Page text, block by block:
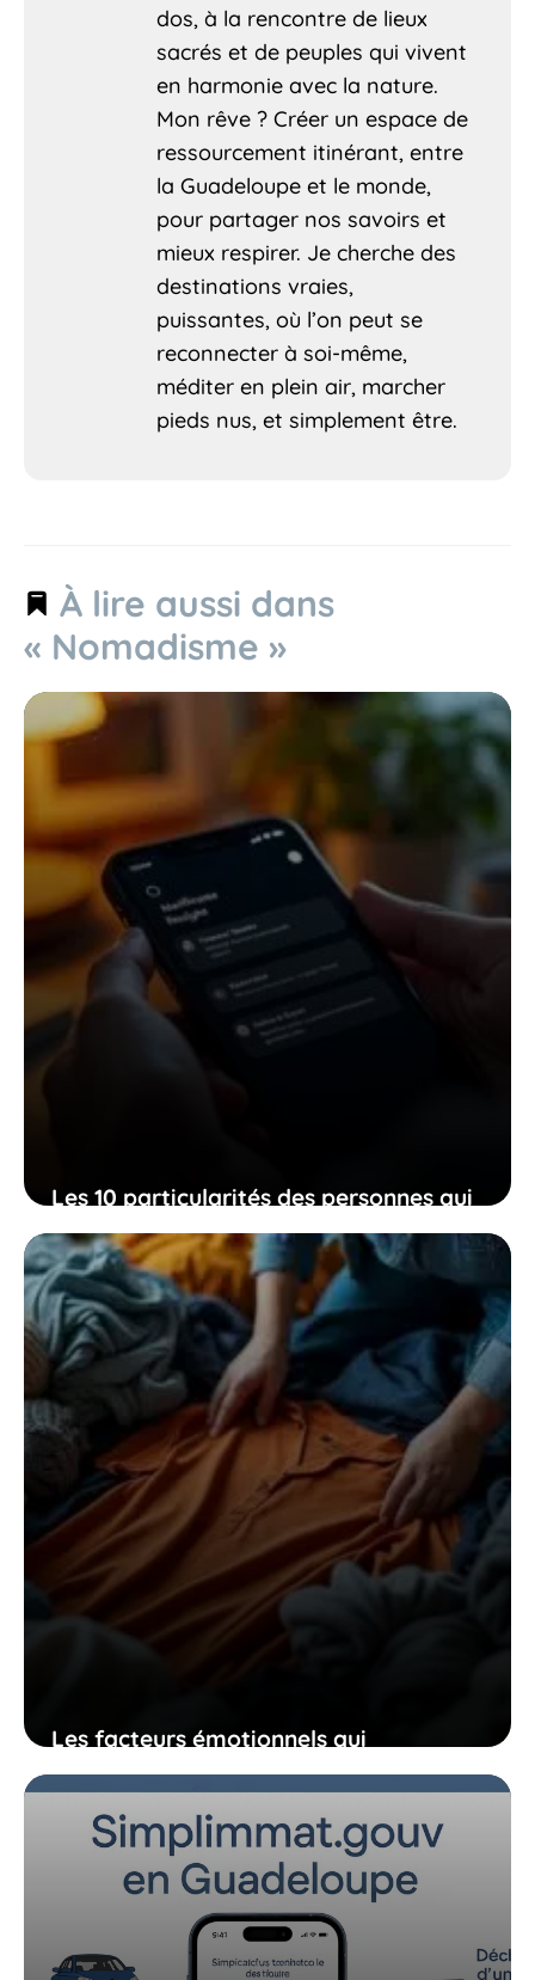
dos, à la rencontre de lieux
sacrés et de peuples qui vivent
en harmonie avec la nature.
Mon rêve ? Créer un espace de
ressourcement itinérant, entre
la Guadeloupe et le monde,
pour partager nos savoirs et
mieux respirer. Je cherche des
destinations vraies,
puissantes, où l’on peut se
reconnecter à soi-même,
méditer en plein air, marcher
pieds nus, et simplement être.
À lire aussi dans
« Nomadisme »
Les 10 particularités des personnes qui
continuent à utiliser un doigt pour
envoyer leurs sms
23 décembre 2025
Les facteurs émotionnels qui
expliquent pourquoi ranger vos
vêtements vous semble si difficile
parfois
19 décembre 2025